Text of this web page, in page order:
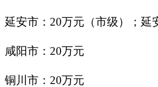
延安市： 20万元（市级）；延
咸阳市： 20万元
铜川市： 20万元